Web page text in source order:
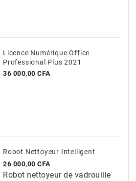
Licence Numérique Office
Professional Plus 2021
Prix
36 000,00 CFA
Robot Nettoyeur Intelligent
Prix
26 000,00 CFA
Robot nettoyeur de vadrouille